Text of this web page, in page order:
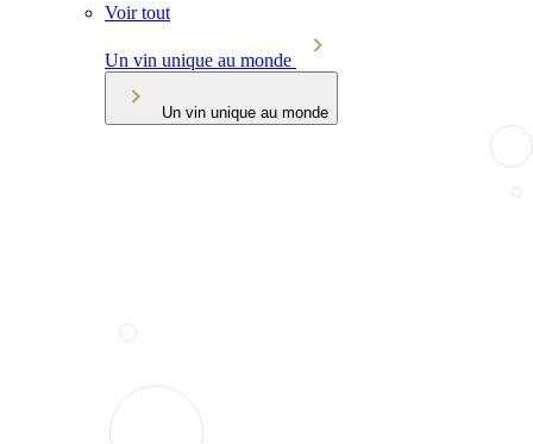
Voir tout
Un vin unique au monde
Un vin unique au monde